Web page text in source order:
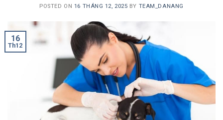
POSTED ON 16 THÁNG 12, 2025 BY TEAM_DANANG
16
Th12